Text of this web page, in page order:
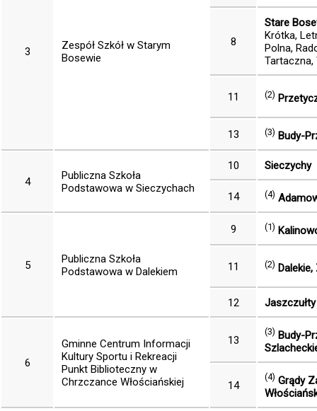
3
Zespół Szkół w Starym
Bosewie
8
Stare
Krótka,
Polna,
Tartaczna,
11 (2)
13 (3) Budy-
4
Publiczna Szkoła
Podstawowa w Sieczychach
10 Sieczychy
14 (4)
5
Publiczna Szkoła
Podstawowa w Dalekiem
9 (1)
11 (2)
12 Jaszczułty
6
Gminne Centrum Informacji
Kultury Sportu i Rekreacji
Punkt Biblioteczny w
Chrzczance Włościańskiej
13
(3) Budy-
14
(4) Grądy